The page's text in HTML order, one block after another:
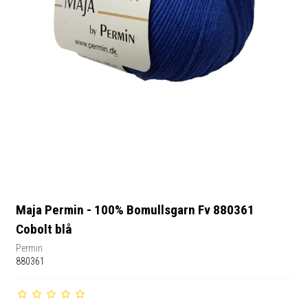
Maja Permin - 100% Bomullsgarn Fv 880361
Cobolt blå
Permin
880361